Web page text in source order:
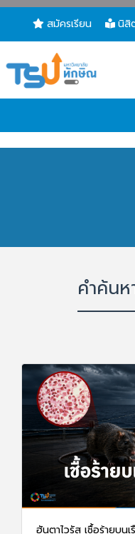
สมัครเรียน นิสิ
คำค้น
ฮันตาไวรัส เชื้อร้ายบนเ